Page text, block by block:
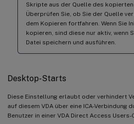
Skripte aus der Quelle des kopierten
Überprüfen Sie, ob Sie der Quelle
dem Kopieren fortfahren. Wenn Sie
kopieren, sind diese nur aktiv, wenn
Datei speichern und ausführen.
Desktop-Starts
Diese Einstellung erlaubt oder verhindert
auf diesem VDA über eine ICA-Verbindung
Benutzer in einer VDA Direct Access Users-